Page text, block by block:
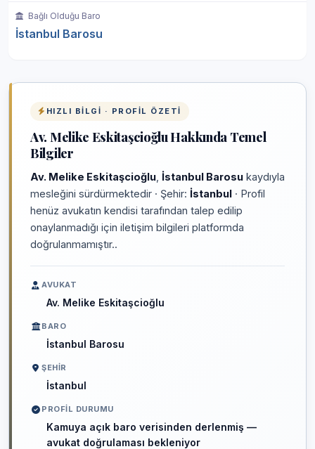
Bağlı Olduğu Baro
İstanbul Barosu
HIZLI BILGI · PROFIL ÖZETI
Av. Melike Eskitaşcioğlu Hakkında Temel
Bilgiler
Av. Melike Eskitaşcioğlu İstanbul Barosu kaydıyla
mesleğini sürdürmektedir · Şehir: İstanbul · Profil
henüz avukatın kendisi tarafından talep edilip
onaylanmadığı için iletişim bilgileri platformda
doğrulanmamıştır..
AVUKAT
Av. Melike Eskitaşcioğlu
BARO
İstanbul Barosu
ŞEHIR
İstanbul
PROFIL DURUMU
Kamuya açık baro verisinden derlenmiş —
avukat doğrulaması bekleniyor